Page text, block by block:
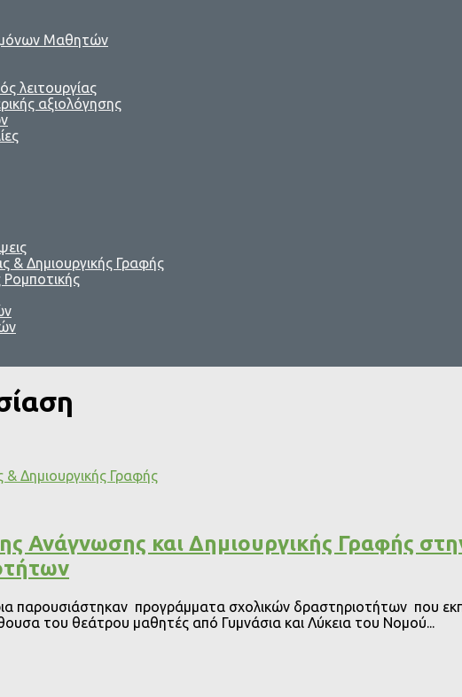
Μαθητών
λειτουργίας
αξιολόγησης
& Δημιουργικής Γραφής
Ρομποτικής
Δημιουργικής Γραφής
Ανάγνωσης και Δημιουργικής Γραφής
παρουσιάστηκαν προγράμματα σχολικών δραστηριοτήτων που
του θεάτρου μαθητές από Γυμνάσια και Λύκεια του Νομού...